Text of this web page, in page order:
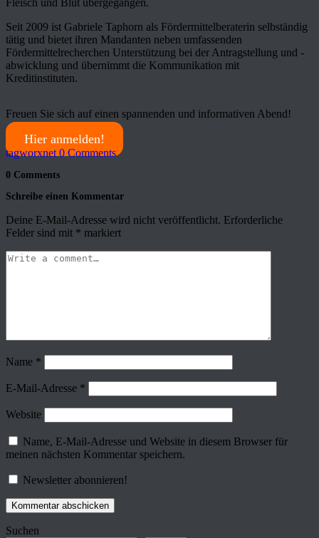
Fleisch und Blut übergegangen.
Seit 2009 ist Gabriele Taphorn als Fördermittelberaterin selbständig
tätig und bietet ihren Mandanten neben umfassenden
Fördermittelrecherchen Unterstützung bei der Antragstellung und -
abwicklung und übernimmt die Kommunikation mit
Kreditinstituten.
Freuen Sie sich auf einen spannenden und informativen Abend!
Hier anmelden!
tagworxnet 0 Comments
0 Comments
Schreibe einen Kommentar
Deine E-Mail-Adresse wird nicht veröffentlicht. Erforderliche
Felder sind mit * markiert
Name *
E-Mail-Adresse *
Website
Name, E-Mail-Adresse und Website in diesem Browser für
meinen nächsten Kommentar speichern.
Newsletter abonnieren!
Suchen